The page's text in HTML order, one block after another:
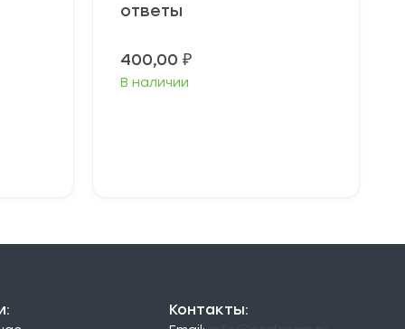
ответы
400,00 ₽
В наличии
Контакты: